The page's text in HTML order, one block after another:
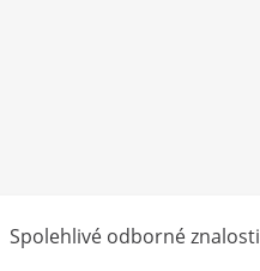
Spolehlivé odborné znalosti